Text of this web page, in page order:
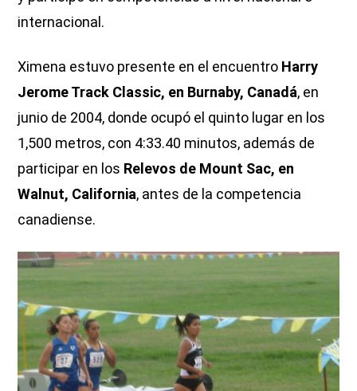
internacional.
Ximena estuvo presente en el encuentro Harry
Jerome Track Classic, en Burnaby, Canadá, en
junio de 2004, donde ocupó el quinto lugar en los
1,500 metros, con 4:33.40 minutos, además de
participar en los Relevos de Mount Sac, en
Walnut, California, antes de la competencia
canadiense.